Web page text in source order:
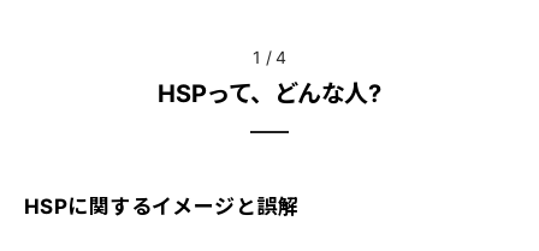
1 /4
HSPって、どんな人?
HSPに関するイメージと誤解